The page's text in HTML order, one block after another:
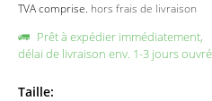
TVA comprise. hors frais de livraison
Prêt à expédier immédiatement,
délai de livraison env. 1-3 jours
Taille: